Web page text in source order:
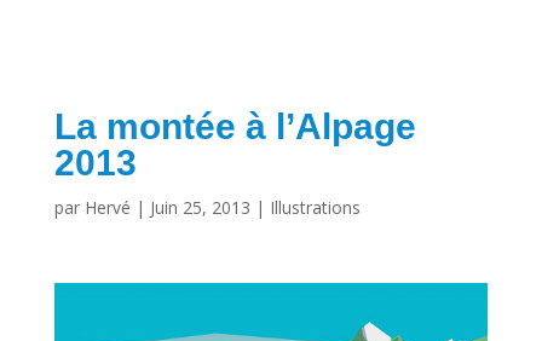
La montée à l’Alpage
2013
par Hervé | Juin 25, 2013 | Illustrations